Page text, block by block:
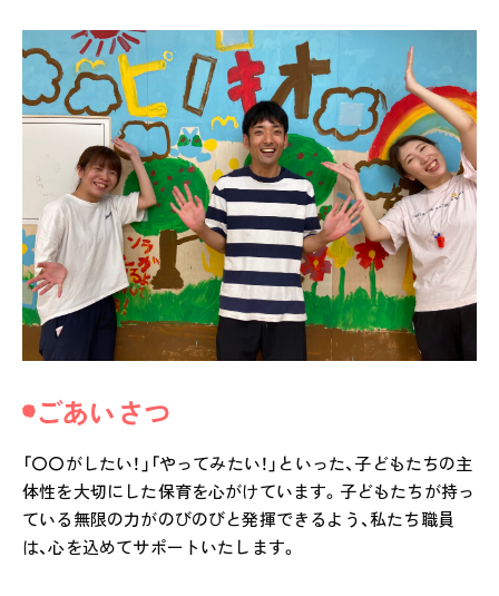
ごあいさつ
「〇〇がしたい！」「やってみたい！」といった、子どもたちの主
体性を大切にした保育を心がけています。子どもたちが持っ
ている無限の力がのびのびと発揮できるよう、私たち職員
は、心を込めてサポートいたします。